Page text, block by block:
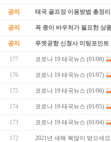
공지 태국 골프장 이용방법 총정리
공지 꼭 종이 바우처가 필요한 상
공지 푸켓공항 신청사 미팅포인트
177 코로나 19 태국뉴스 (01/08)
176 코로나 19 태국뉴스 (01/07)
175 코로나 19 태국뉴스 (01/06)
174 코로나 19 태국뉴스 (01/05)
173 코로나 19 태국뉴스 (01/04)
172 2021년 새해 복많이 받으세